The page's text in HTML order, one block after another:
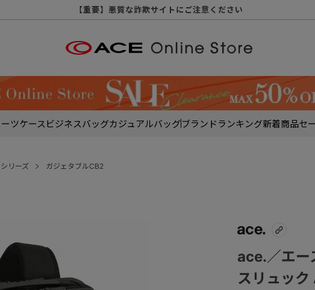
【重要】令和８年熊本地震に伴う配送への影響について
【重要】納品書・領収書ペーパーレス化（電子化）のお知らせ
【重要】天候不良や交通状況・物量増等に伴う配送への影響について
【重要】悪質な詐欺サイトにご注意ください
【重要】各種メールが届かない場合に関しまして
【重要】お問い合わせのご対応に関しまして
【重要】SNSのなりすまし詐欺にご注意ください
ーツケースビジネスバッグカジュアルバッグブランドランキング新着商品セ
リーズ ガジェタブルCB2
ace.／エー
スリュッ